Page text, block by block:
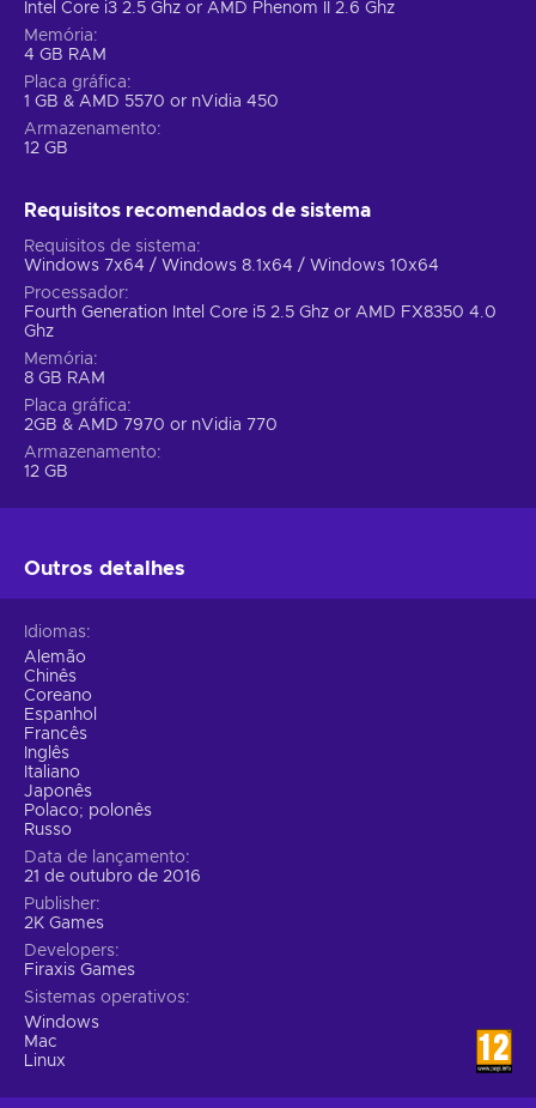
Intel Core i3 2.5 Ghz or AMD Phenom II 2.6 Ghz
Memória
4 GB RAM
Placa gráfica
1 GB & AMD 5570 or nVidia 450
Armazenamento
12 GB
Requisitos recomendados de sistema
Requisitos de sistema
Windows 7x64 / Windows 8.1x64 / Windows 10x64
Processador
Fourth Generation Intel Core i5 2.5 Ghz or AMD FX8350 4.0
Ghz
Memória
8 GB RAM
Placa gráfica
2GB & AMD 7970 or nVidia 770
Armazenamento
12 GB
Outros detalhes
Idiomas
Alemão
Chinês
Coreano
Espanhol
Francês
Inglês
Italiano
Japonês
Polaco; polonês
Russo
Data de lançamento
21 de outubro de 2016
Publisher
2K Games
Developers
Firaxis Games
Sistemas operativos
Windows
Mac
Linux